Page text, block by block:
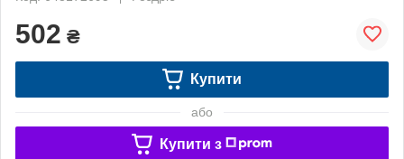
502 ₴
Купити
або
Купити з